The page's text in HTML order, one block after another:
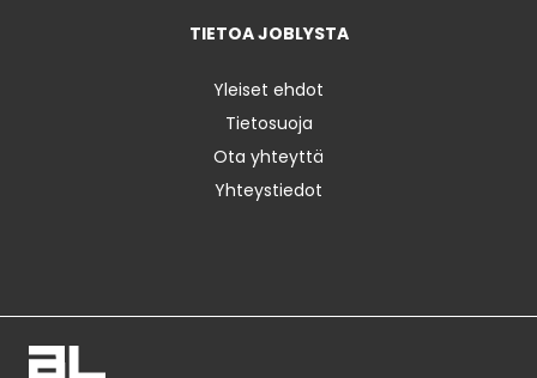
TIETOA JOBLYSTA
Yleiset ehdot
Tietosuoja
Ota yhteyttä
Yhteystiedot